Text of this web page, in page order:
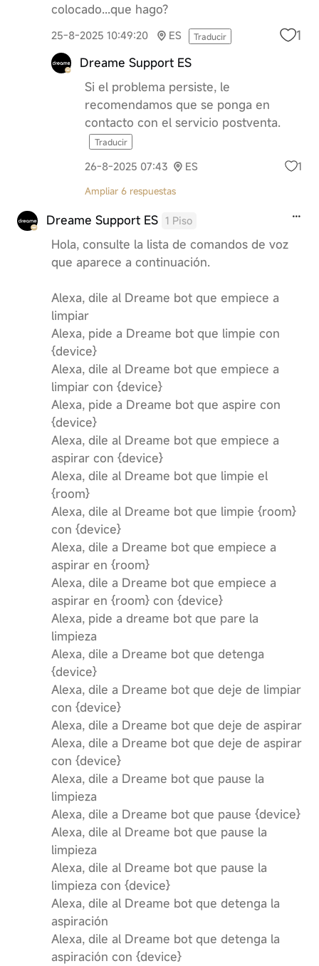
colocado...que hago?
25-8-2025 10:49:20 ES Traducir 1
Dreame Support ES
Si el problema persiste, le
recomendamos que se ponga en
contacto con el servicio postventa.
Traducir
26-8-2025 07:43 ES 1
Ampliar 6 respuestas
Dreame Support ES 1 Piso
Hola, consulte la lista de comandos de voz
que aparece a continuación.
Alexa, dile al Dreame bot que empiece a
limpiar
Alexa, pide a Dreame bot que limpie con
{device}
Alexa, dile al Dreame bot que empiece a
limpiar con {device}
Alexa, pide a Dreame bot que aspire con
{device}
Alexa, dile al Dreame bot que empiece a
aspirar con {device}
Alexa, dile al Dreame bot que limpie el
{room}
Alexa, dile al Dreame bot que limpie {room}
con {device}
Alexa, dile a Dreame bot que empiece a
aspirar en {room}
Alexa, dile a Dreame bot que empiece a
aspirar en {room} con {device}
Alexa, pide a dreame bot que pare la
limpieza
Alexa, dile a Dreame bot que detenga
{device}
Alexa, dile a Dreame bot que deje de limpiar
con {device}
Alexa, dile a Dreame bot que deje de aspirar
Alexa, dile a Dreame bot que deje de aspirar
con {device}
Alexa, dile a Dreame bot que pause la
limpieza
Alexa, dile a Dreame bot que pause {device}
Alexa, dile al Dreame bot que pause la
limpieza
Alexa, dile al Dreame bot que pause la
limpieza con {device}
Alexa, dile al Dreame bot que detenga la
aspiración
Alexa, dile al Dreame bot que detenga la
aspiración con {device}